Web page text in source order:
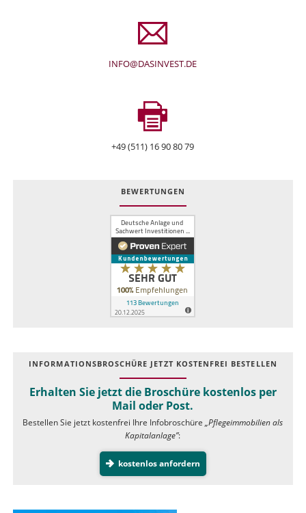
INFO@DASINVEST.DE
+49 (511) 16 90 80 79
BEWERTUNGEN
INFOR­MATIONS­BROSCHÜRE JETZT KOSTEN­FREI BESTELLEN
Erhalten Sie jetzt die Broschüre kostenlos per
Mail oder Post.
Bestellen Sie jetzt kostenfrei Ihre Infobroschüre„Pflegeimmobilien als
Kapitalanlage”:
kostenlos anfordern